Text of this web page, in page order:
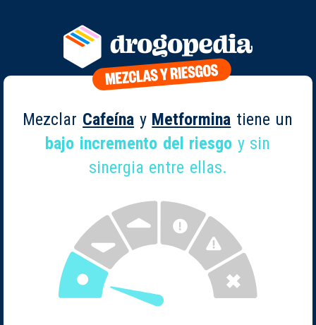
Mezclar Cafeína y Metformina tiene un
bajo incremento del riesgo y sin
sinergia entre ellas.